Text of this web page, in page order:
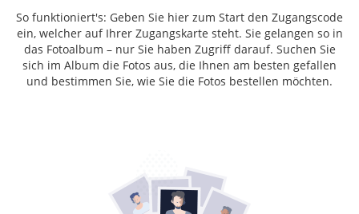
So funktioniert's: Geben Sie hier zum Start den Zugangscode
ein, welcher auf Ihrer Zugangskarte steht. Sie gelangen so in
das Fotoalbum – nur Sie haben Zugriff darauf. Suchen Sie
sich im Album die Fotos aus, die Ihnen am besten gefallen
und bestimmen Sie, wie Sie die Fotos bestellen möchten.